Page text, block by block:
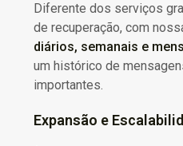
Diferente dos serviços
de recuperação, com
diários, semanais e
um histórico de
importantes.
Expansão e